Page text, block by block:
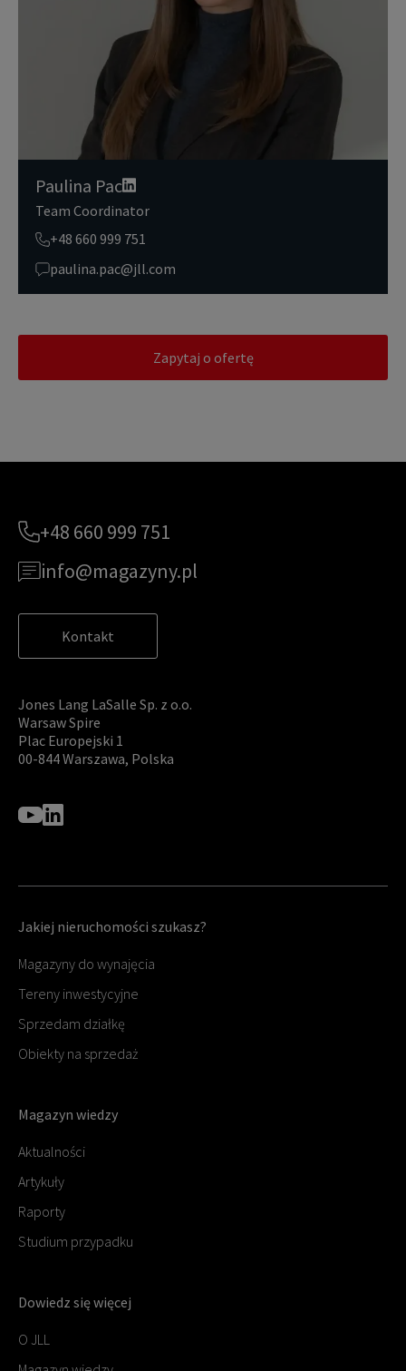
h powodów biznesowych lub prawnych. Następnie usuwamy je w s
posób bezpieczny i pewny. Aby uzyskać więcej informacji na temat
danych osobowych przetwarzanych przez JLL, prosimy zapoznać
zasadami ochrony prywatności.
Paulina Pac
Team Coordinator
+48 660 999 751
paulina.pac@jll.com
Zapytaj o ofertę
+48 660 999 751
info@magazyny.pl
Kontakt
Jones Lang LaSalle Sp. z o.o.
Warsaw Spire
Plac Europejski 1
00-844 Warszawa, Polska
Jakiej nieruchomości szukasz?
Magazyny do wynajęcia
Tereny inwestycyjne
Sprzedam działkę
Obiekty na sprzedaż
Magazyn wiedzy
Aktualności
Artykuły
Raporty
Studium przypadku
Dowiedz się więcej
O JLL